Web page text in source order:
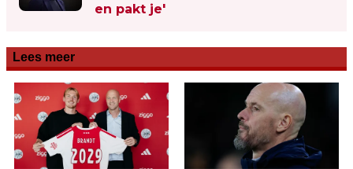
en pakt je'